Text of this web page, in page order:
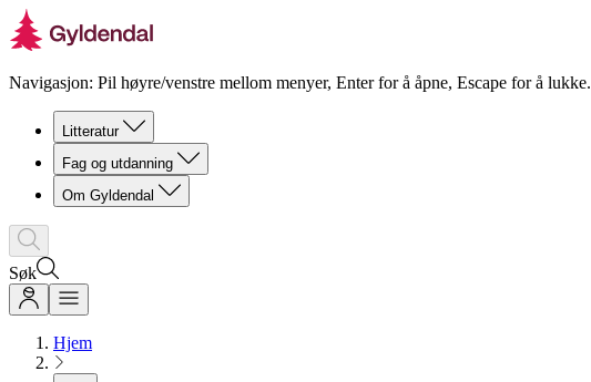
Navigasjon: Pil høyre/venstre mellom menyer, Enter for å åpne, Escape for å lukke.
Litteratur
Fag og utdanning
Om Gyldendal
Søk
Hjem